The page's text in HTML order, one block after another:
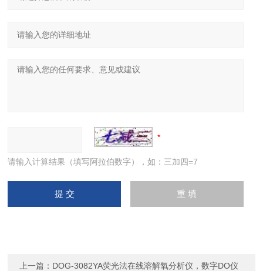
请输入计算结果（填写阿拉伯数字），如：三加四=7
上一篇： DOG-3082YA荧光法在线溶解氧分析仪，数字DO仪